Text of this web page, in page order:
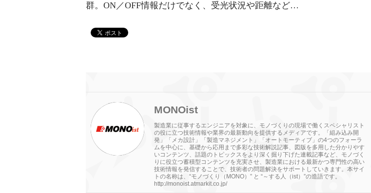
群。ON／OFF情報だけでなく、受光状況や距離など…
MONOist
製造業に従事するエンジニアを対象に、モノづくりの現場で働くスペシャリスト
の役に立つ技術情報や業界の最新動向を提供するメディアです。「組み込み開
発」「メカ設計」「製造マネジメント」「オートモーティブ」の4つのフォーラ
ムを中心に、基礎から応用まで多彩な技術解説記事、図版を多用した分かりやす
いコンテンツ、話題のトピックスをより深く掘り下げた連載記事など、モノづく
りに役立つ蓄積型コンテンツを充実させ、製造業における最新かつ専門性の高い
技術情報を発信することで、技術者の問題解決をサポートしていきます。本サイ
トの名称は、“モノづくり（MONO）” と “～する人（ist）”の造語です。
http://monoist.atmarkit.co.jp/